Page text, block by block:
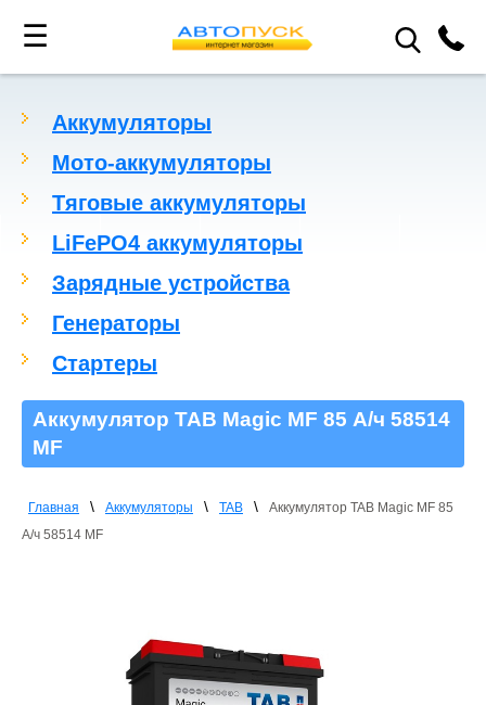
☰
Аккумуляторы
Мото-аккумуляторы
Тяговые аккумуляторы
LiFePO4 аккумуляторы
Зарядные устройства
Генераторы
Стартеры
Аккумулятор TAB Magic MF 85 А/ч 58514
MF
Главная \ Аккумуляторы \ TAB \
Аккумулятор TAB Magic MF 85
А/ч 58514 MF